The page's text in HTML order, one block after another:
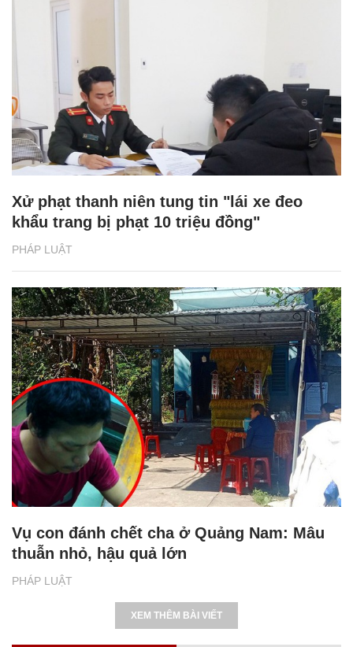
PHÁP LUẬT
Xử phạt thanh niên tung tin "lái xe đeo
khẩu trang bị phạt 10 triệu đồng"
PHÁP LUẬT
Vụ con đánh chết cha ở Quảng Nam: Mâu
thuẫn nhỏ, hậu quả lớn
XEM THÊM BÀI VIẾT